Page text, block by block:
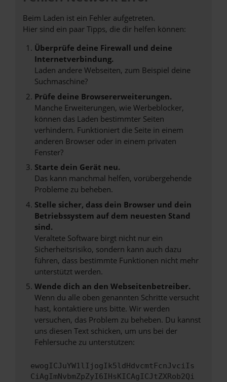
Beim Laden ist ein Fehler aufgetreten.
Hier sind ein paar Tipps, die dir helfen können:
Überprüfe deine Firewall und deine
Internetverbindung.
Laden andere Webseiten, zum Beispiel deine
Suchmaschine?
Prüfe deine Browsererweiterungen.
Manche Erweiterungen, wie Werbeblocker,
können das Laden bestimmter Seiten
verhindern. Funktioniert die Seite in einem
anderen Browser oder in einem privaten
Fenster?
Starte dein Gerät neu.
Das kann manchmal helfen, vorübergehende
Probleme zu beheben.
Stelle sicher, dass dein Browser und dein
Betriebssystem auf dem neuesten Stand
sind.
Veraltete Software birgt nicht nur ein
Sicherheitsrisiko, sondern kann auch dazu
führen, dass bestimmte Funktionen nicht mehr
unterstützt werden.
Wende dich an den Webseitenbetreiber.
Wenn du alle oben genannten Schritte versucht
hast, kontaktiere uns bitte. Wir werden
versuchen, das Problem zu beheben. Du kannst
uns diesen Text schicken, um uns bei der
Fehlersuche zu unterstützen:
ewogICJuYW1lIjogIk5ldHdvcmtFcnJvciIs
CiAgImNvbmZpZyI6IHsKICAgICJtZXRob2Qi